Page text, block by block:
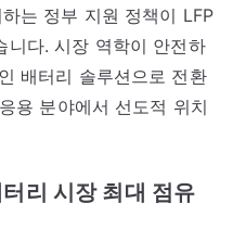
는 정부 지원 정책이 LFP
니다. 시장 역학이 안전하
배터리 솔루션으로 전환
용 분야에서 선도적 위치
리 시장 최대 점유